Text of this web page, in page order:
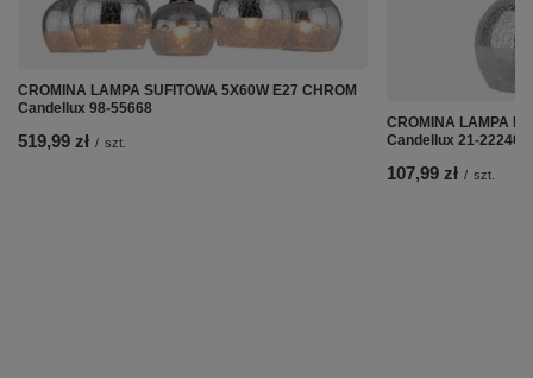
CROMINA LAMPA SUFITOWA 5X60W E27 CHROM
Candellux 98-55668
519,99 zł / szt.
CROMINA LAMPA
Candellux 21-22240
107,99 zł / szt.